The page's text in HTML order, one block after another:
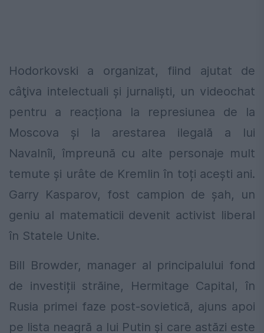
Hodorkovski a organizat, fiind ajutat de
câţiva intelectuali și jurnaliști, un videochat
pentru a reacționa la represiunea de la
Moscova și la arestarea ilegală a lui
Navalnîi, împreună cu alte personaje mult
temute și urâte de Kremlin în toți acești ani.
Garry Kasparov, fost campion de șah, un
geniu al matematicii devenit activist liberal
în Statele Unite.
Bill Browder, manager al principalului fond
de investiții străine, Hermitage Capital, în
Rusia primei faze post-sovietică, ajuns apoi
pe lista neagră a lui Putin și care astăzi este